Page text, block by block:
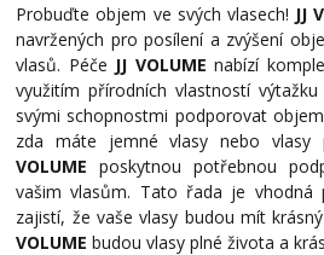
Probuďte objem ve svých vlasech! JJ
navržených pro posílení a zvýšení
vlasů. Péče JJ VOLUMEnabízí
využitím přírodních vlastností
svými schopnostmi podporovat
zda máte jemné vlasy nebo vlasy
VOLUME poskytnou potřebnou
vašim vlasům. Tato řada je vhodná
zajistí, že vaše vlasy budou mít
VOLUMEbudou vlasy plné života a